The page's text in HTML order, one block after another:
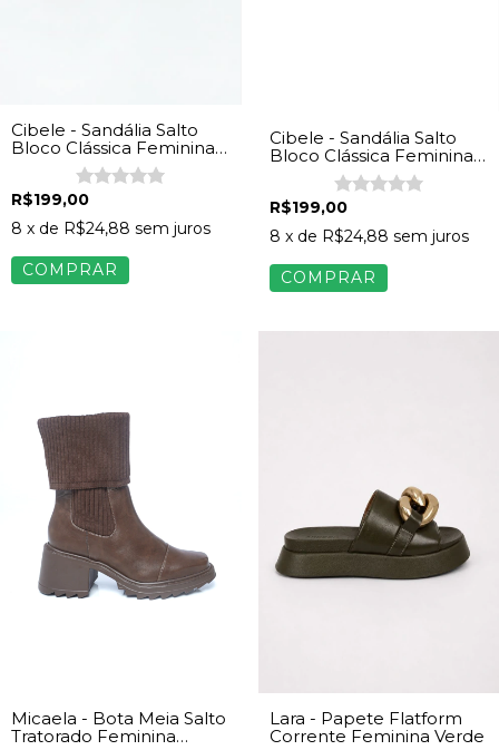
Cibele - Sandália Salto
Bloco Clássica Feminina
Camurça Caramelo
R$199,00
8 x de R$24,88 sem juros
COMPRAR
Cibele - Sandália Salto
Bloco Clássica Feminina
Napa Bege
R$199,00
8 x de R$24,88 sem juros
COMPRAR
Micaela - Bota Meia Salto
Tratorado Feminina
Lara - Papete Flatform
Corrente Feminina Verde